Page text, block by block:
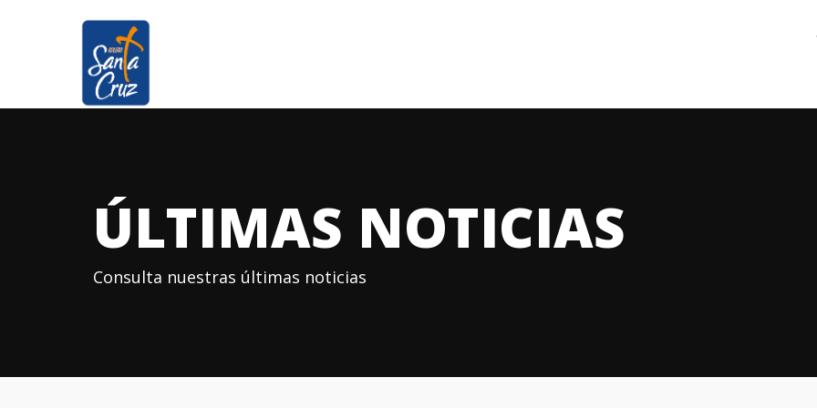
ÚLTIMAS NOTICIAS
Consulta nuestras últimas noticias